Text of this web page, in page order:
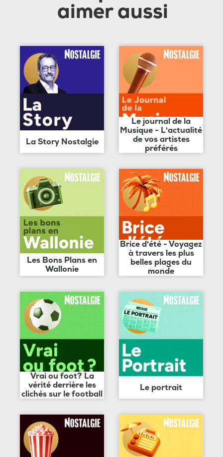
aimer aussi
La Story Nostalgie
Le journal de la
Musique - L'actualité
de vos artistes
préférés
Les Bons Plans en
Wallonie
Brice d'été - Voyagez
à travers les plus
belles plages du
monde
Vrai ou foot? La
vérité derrière les
clichés sur le football
Le portrait